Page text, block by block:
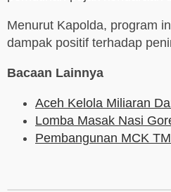
Menurut Kapolda, program
dampak positif terhadap
Bacaan Lainnya
Aceh Kelola Miliaran
Lomba Masak Nasi
Pembangunan MCK